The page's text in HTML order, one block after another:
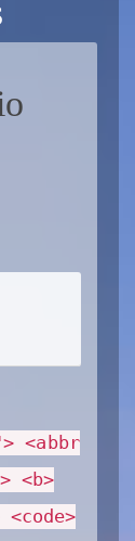
<abbr
<b>